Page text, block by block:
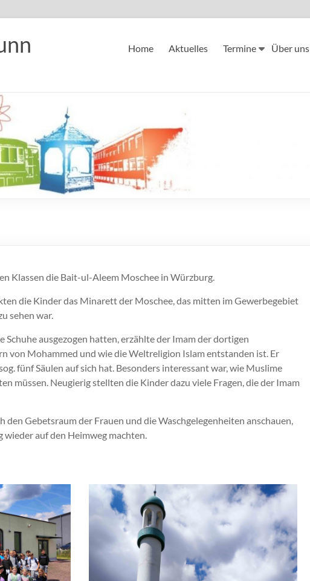
Home Aktuelles Termine Über uns
Klassen die Bait-ul-Aleem Moschee in Würzburg.
die Kinder das Minarett der Moschee, das mitten im Gewerbegebiet
sehen war.
Schuhe ausgezogen hatten, erzählte der Imam der dortigen
von Mohammed und wie die Weltreligion Islam entstanden ist. Er
fünf Säulen auf sich hat. Besonders interessant war, wie Muslime
müssen. Neugierig stellten die Kinder dazu viele Fragen, die der Imam
den Gebetsraum der Frauen und die Waschgelegenheiten anschauen,
wieder auf den Heimweg machten.